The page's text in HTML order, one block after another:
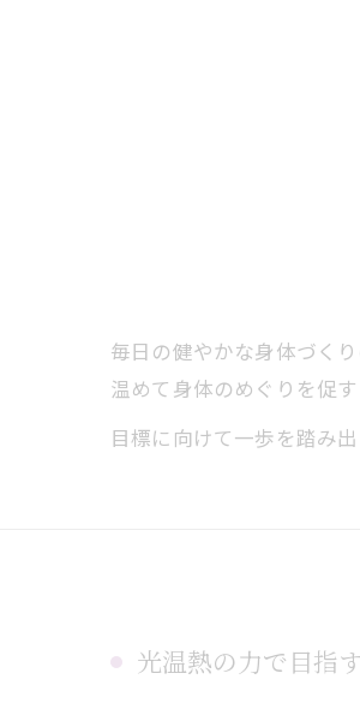
毎日の健やかな身体づく
温めて身体のめぐりを促
目標に向けて一歩を踏み
光温熱の力で目指